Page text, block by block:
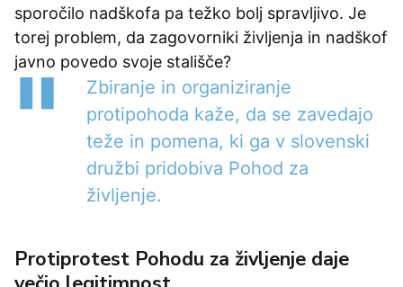
sporočilo nadškofa pa težko bolj spravljivo. Je
torej problem, da zagovorniki življenja in nadškof
javno povedo svoje stališče?
Zbiranje in organiziranje
protipohoda kaže, da se zavedajo
teže in pomena, ki ga v slovenski
družbi pridobiva Pohod za
življenje.
Protiprotest Pohodu za življenje daje